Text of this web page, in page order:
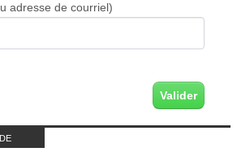
adresse de courriel)